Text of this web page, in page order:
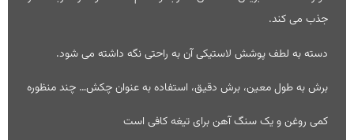
جذب می کند.
دسته به لطف پوشش لاستیکی آن به راحتی نگه داشته می شود.
برش به طول معین، برش دقیق، استفاده به عنوان چکش… چند منظوره
کمی روغن و یک سنگ آهن برای تیغه کافی است